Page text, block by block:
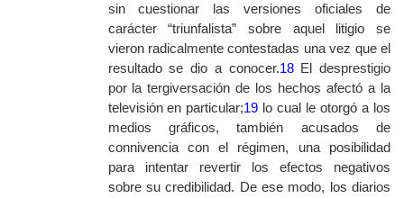
sin cuestionar las versiones oficiales de
carácter “triunfalista” sobre aquel litigio se
vieron radicalmente contestadas una vez que el
resultado se dio a conocer.18El desprestigio
por la tergiversación de los hechos afectó a la
televisión en particular;19 lo cual le otorgó a los
medios gráficos, también acusados de
connivencia con el régimen, una posibilidad
para intentar revertir los efectos negativos
sobre su credibilidad. De ese modo, los diarios